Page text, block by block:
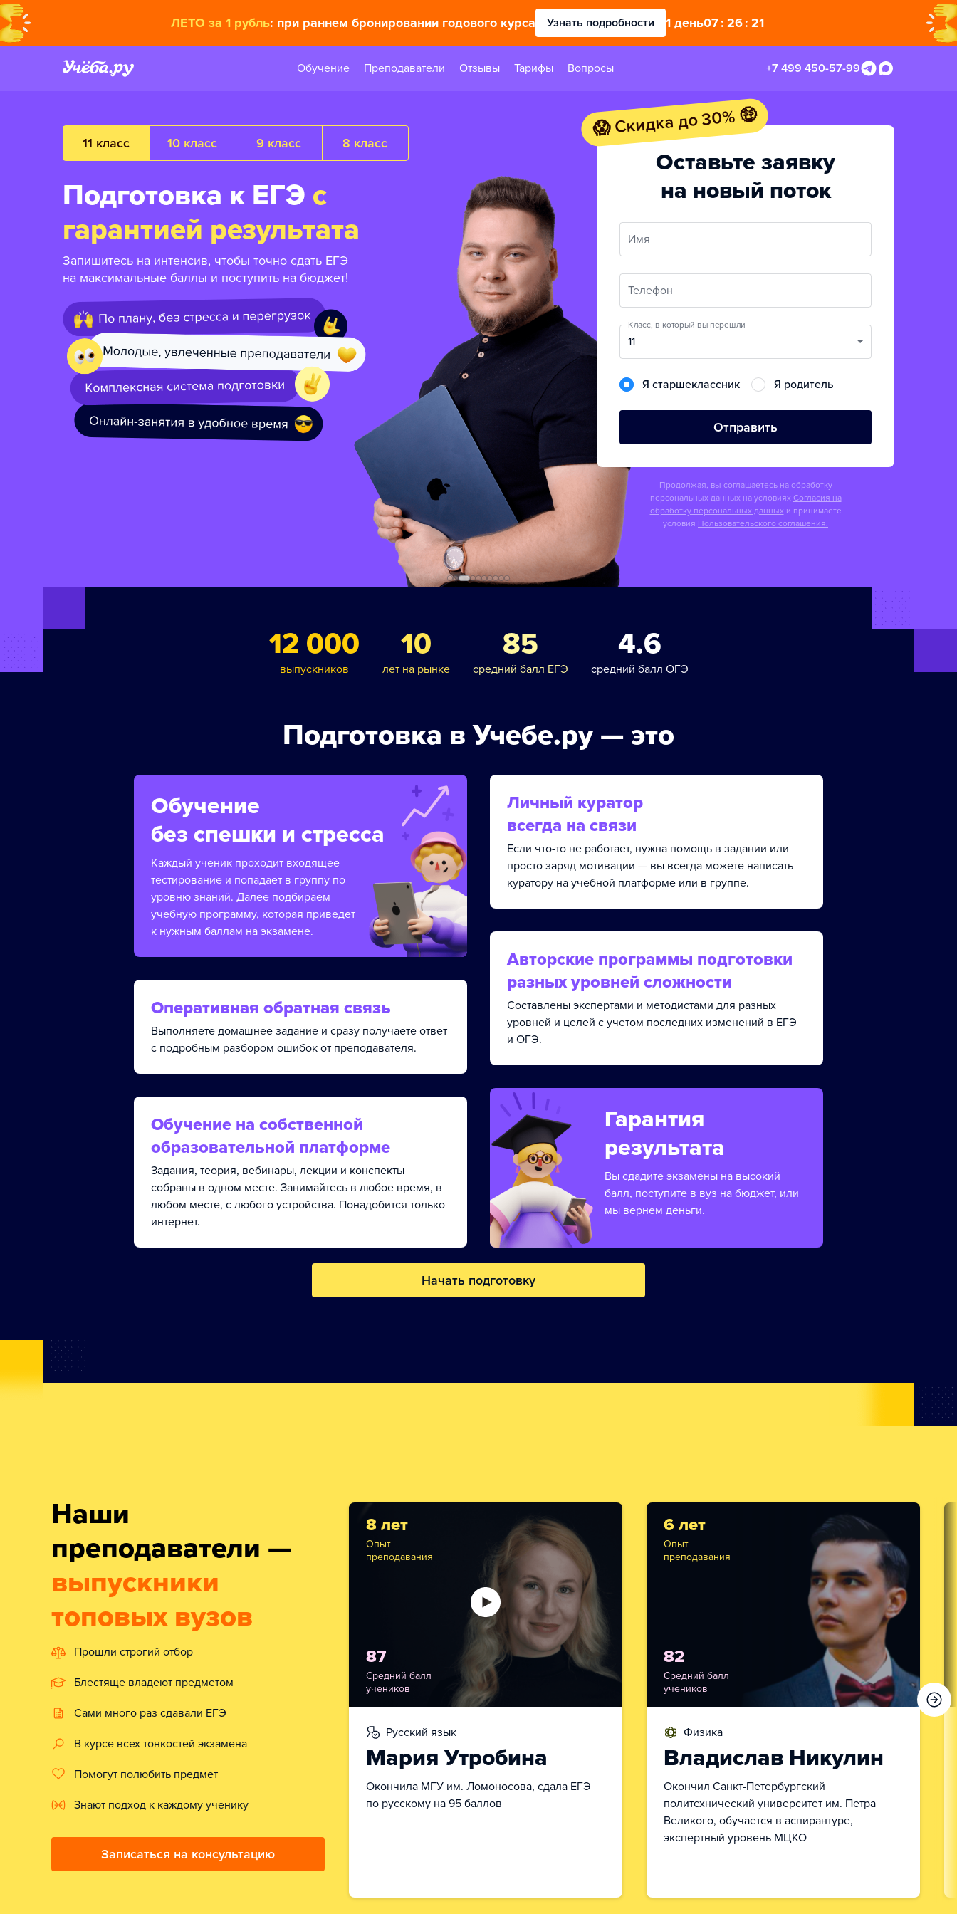
ЛЕТО за 1 рубль: при раннем бронировании годового курса Узнать подробности 1 день07 : 26 : 19
Обучение Преподаватели Отзывы Тарифы Вопросы +7 499 450-57-99
11 класс 10 класс 9 класс 8 класс
Подготовка к ЕГЭ с
гарантией результата
Запишитесь на интенсив, чтобы точно сдать ЕГЭ
на максимальные баллы и поступить на бюджет!
Оставьте заявку
на новый поток
Имя
Телефон
Класс, в который вы перешли
11
Я старшеклассник Я родитель
Отправить
😱 Скидка до 30% 🤑
Продолжая, вы соглашаетесь на обработку
персональных данных на условиях Согласия на
обработку персональных данных и принимаете
условия Пользовательского соглашения.
12 000
выпускников
10
лет на рынке
85
средний балл ЕГЭ
4.6
средний балл ОГЭ
Подготовка в Учебе.ру — это
Обучение
без спешки и стресса
Каждый ученик проходит входящее
тестирование и попадает в группу по
уровню знаний. Далее подбираем
учебную программу, которая приведет
к нужным баллам на экзамене.
Оперативная обратная связь
Выполняете домашнее задание и сразу получаете ответ
с подробным разбором ошибок от преподавателя.
Обучение на собственной
образовательной платформе
Задания, теория, вебинары, лекции и конспекты
собраны в одном месте. Занимайтесь в любое время, в
любом месте, с любого устройства. Понадобится только
интернет.
Личный куратор
всегда на связи
Если что-то не работает, нужна помощь в задании или
просто заряд мотивации — вы всегда можете написать
куратору на учебной платформе или в группе.
Авторские программы подготовки
разных уровней сложности
Составлены экспертами и методистами для разных
уровней и целей с учетом последних изменений в ЕГЭ
и ОГЭ.
Гарантия
результата
Вы сдадите экзамены на высокий
балл, поступите в вуз на бюджет, или
мы вернем деньги.
Начать подготовку
Наши
преподаватели —
выпускники
топовых вузов
Прошли строгий отбор
Блестяще владеют предметом
Сами много раз сдавали ЕГЭ
В курсе всех тонкостей экзамена
Помогут полюбить предмет
Знают подход к каждому ученику
Записаться на консультацию
8 лет
Опыт
преподавания
87
Средний балл
учеников
русский язык
Мария Утробина
Окончила МГУ им. Ломоносова, сдала ЕГЭ
по русскому на 95 баллов
6 лет
Опыт
преподавания
82
Средний балл
учеников
физика
Владислав Никулин
Окончил Санкт-Петербургский
политехнический университет им. Петра
Великого, обучается в аспирантуре,
экспертный уровень МЦКО